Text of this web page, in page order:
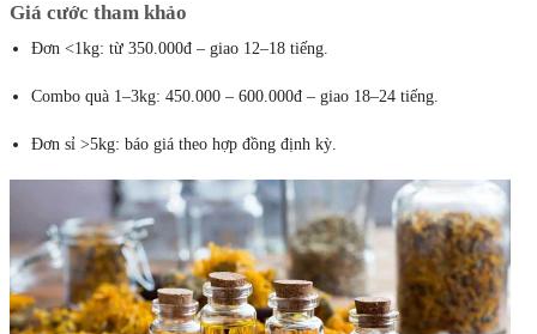
Giá cước tham khảo
Đơn <1kg: từ 350.000đ – giao 12–18 tiếng.
Combo quà 1–3kg: 450.000 – 600.000đ – giao 18–24 tiếng.
Đơn sỉ >5kg: báo giá theo hợp đồng định kỳ.